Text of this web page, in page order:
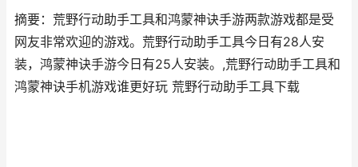
摘要：荒野行动助手工具和鸿蒙神诀手游两款游戏都是受
网友非常欢迎的游戏。荒野行动助手工具今日有28人安
装，鸿蒙神诀手游今日有25人安装。,荒野行动助手工具和
鸿蒙神诀手机游戏谁更好玩 荒野行动助手工具下载